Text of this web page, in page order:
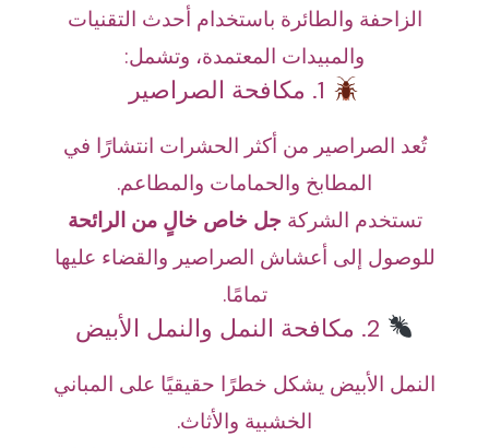
الزاحفة والطائرة باستخدام أحدث التقنيات
والمبيدات المعتمدة، وتشمل:
تُعد الصراصير من أكثر الحشرات انتشارًا في
المطابخ والحمامات والمطاعم.
تستخدم الشركةجل خاص خالٍ من الرائحة
للوصول إلى أعشاش الصراصير والقضاء عليها
تمامًا.
النمل الأبيض يشكل خطرًا حقيقيًا على المباني
الخشبية والأثاث.